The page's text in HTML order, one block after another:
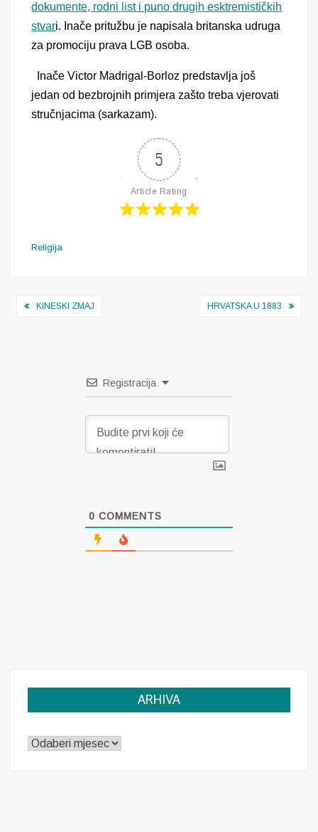
dokumente, rodni list i puno drugih esktremističkih
stvari. Inače pritužbu je napisala britanska udruga
za promociju prava LGB osoba.
InačeVictor Madrigal-Borloz predstavlja još
jedan od bezbrojnih primjera zašto treba vjerovati
stručnjacima (sarkazam).
5
Article Rating
Religija
Navigacija
KINESKI ZMAJ HRVATSKA U 1883
Registracija
0 COMMENTS
ARHIVA
ARHIVA